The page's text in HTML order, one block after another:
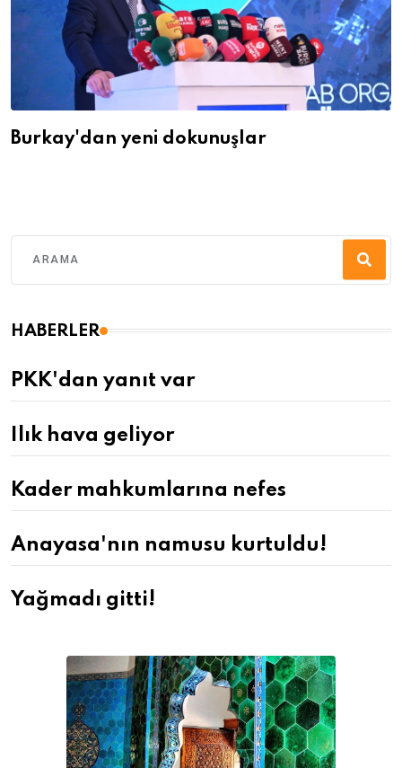
Burkay'dan yeni dokunuşlar
HABERLER
PKK'dan yanıt var
Ilık hava geliyor
Kader mahkumlarına nefes
Anayasa'nın namusu kurtuldu!
Yağmadı gitti!